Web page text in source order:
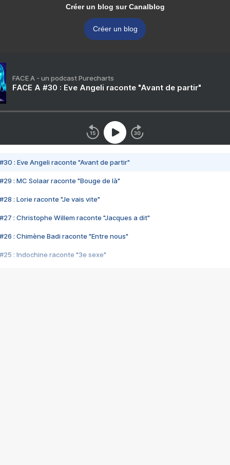
Créer un blog sur Canalblog
Créer un blog
FACE A - un podcast Purecharts
FACE A #30 : Eve Angeli raconte "Avant de partir"
#30 : Eve Angeli raconte "Avant de partir"
#29 : MC Solaar raconte "Bouge de là"
#28 : Lorie raconte "Je vais vite"
#27 : Christophe Willem raconte "Jacques a dit"
#26 : Chimène Badi raconte "Entre nous"
#25 : Indochine raconte "3e sexe"